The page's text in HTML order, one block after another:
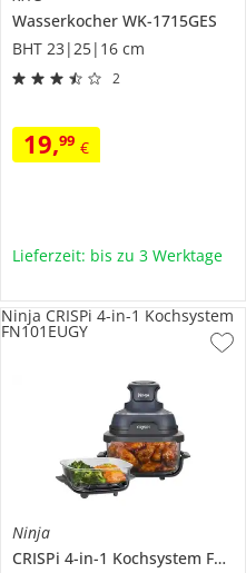
Wasserkocher WK-1715GES
BHT 23|25|16 cm
2
19,99 €
Lieferzeit: bis zu 3 Werktage
Ninja
CRISPi 4-in-1 Kochsystem FN101EUGY
Ninja CRISPi 4-in-1 Kochsystem
FN101EUGY